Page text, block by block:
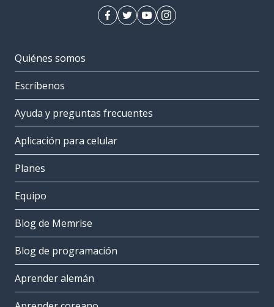
Quiénes somos
Escríbenos
Ayuda y preguntas frecuentes
Aplicación para celular
Planes
Equipo
Blog de Memrise
Blog de programación
Aprender alemán